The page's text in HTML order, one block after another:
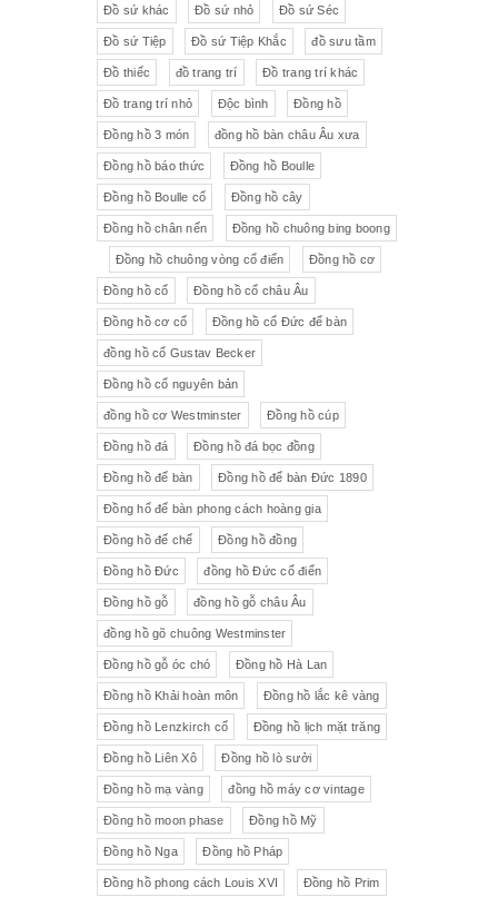
Đồ sứ khác Đồ sứ nhỏ Đồ sứ Séc
Đồ sứ Tiệp Đồ sứ Tiệp Khắc đồ sưu tầm
Đồ thiếc đồ trang trí Đồ trang trí khác
Đồ trang trí nhỏ Độc bình Đồng hồ
Đồng hồ 3 món đồng hồ bàn châu Âu xưa
Đồng hồ báo thức Đồng hồ Boulle
Đồng hồ Boulle cổ Đồng hồ cây
Đồng hồ chân nến Đồng hồ chuông bing boong
Đồng hồ chuông vòng cổ điển Đồng hồ cơ
Đồng hồ cổ Đồng hồ cổ châu Âu
Đồng hồ cơ cổ Đồng hồ cổ Đức để bàn
đồng hồ cổ Gustav Becker
Đồng hồ cổ nguyên bản
đồng hồ cơ Westminster Đồng hồ cúp
Đồng hồ đá Đồng hồ đá bọc đồng
Đồng hồ để bàn Đồng hồ để bàn Đức 1890
Đồng hổ để bàn phong cách hoàng gia
Đồng hồ đế chế Đồng hồ đồng
Đồng hồ Đức đồng hồ Đức cổ điển
Đồng hồ gỗ đồng hồ gỗ châu Âu
đồng hồ gõ chuông Westminster
Đồng hồ gỗ óc chó Đồng hồ Hà Lan
Đồng hồ Khải hoàn môn Đồng hồ lắc kê vàng
Đồng hồ Lenzkirch cổ Đồng hồ lịch mặt trăng
Đồng hồ Liên Xô Đồng hồ lò sưởi
Đồng hồ mạ vàng đồng hồ máy cơ vintage
Đồng hồ moon phase Đồng hồ Mỹ
Đồng hồ Nga Đồng hồ Pháp
Đồng hồ phong cách Louis XVI Đồng hồ Prim